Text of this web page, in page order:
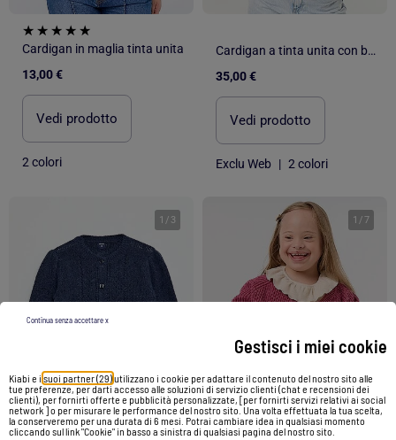
Gestisci i miei cookie
Kiabi e i suoi partner (29)utilizzano i cookie per adattare il contenuto del nostro sito alle
tue preferenze, per darti accesso alle soluzioni di servizio clienti (chat e recensioni dei
clienti), per fornirti offerte e pubblicità personalizzate, [per fornirti servizi relativi ai social
network ] o per misurare le performance del nostro sito. Una volta effettuata la tua scelta,
la conserveremo per una durata di 6 mesi. Potrai cambiare idea in qualsiasi momento
cliccando sul link "Cookie" in basso a sinistra di qualsiasi pagina del nostro sito.
Continua senza accettare x
Cardigan in maglia tinta unita
13,00 €
Vedi prodotto
2 colori
Cardigan a tinta unita con bottoni in maglia a trama grossa
35,00 €
Vedi prodotto
Exclu Web | 2 colori
1 / 3
-50%
1 / 7